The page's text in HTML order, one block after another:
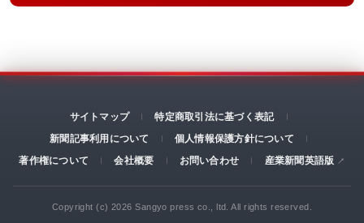
サイトマップ
特定商取引法に基づく表記
新聞記事利用について
個人情報保護方針について
著作権について
会社概要 お問い合わせ 産業新聞英語版
Copyright (c) 2026 Sangyo press co., ltd. All rights reserved.